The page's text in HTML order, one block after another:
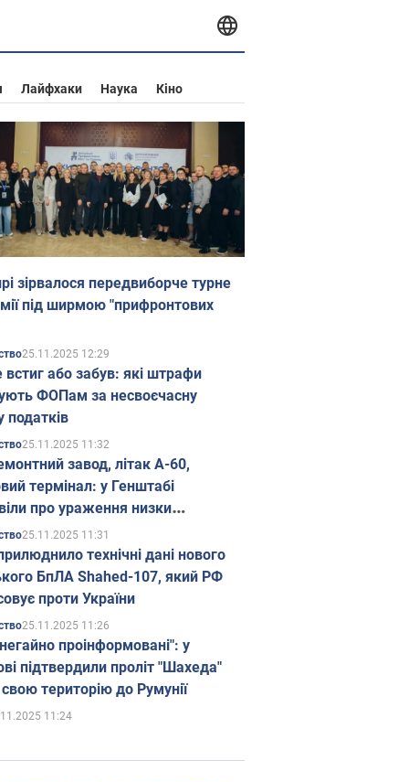
Лайфхаки Наука Кіно
зірвалося передвиборче турне
під ширмою "прифронтових
25.11.2025 12:29
встиг або забув: які штрафи
ФОПам за несвоєчасну
податків
25.11.2025 11:32
завод, літак А-60,
термінал: у Генштабі
про ураження низки
об'єктів Росії
25.11.2025 11:31
технічні дані нового
БпЛА Shahed-107, який РФ
проти України
25.11.2025 11:26
проінформовані": у
підтвердили проліт "Шахеда"
територію до Румунії
11:24